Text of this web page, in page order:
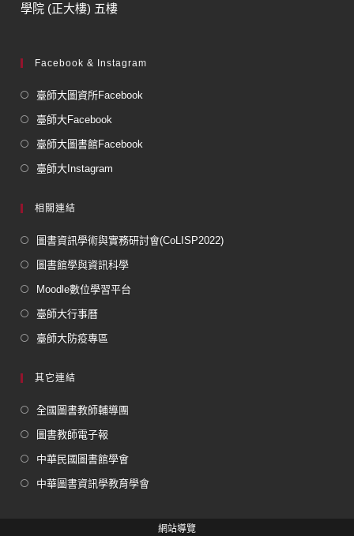
學院 (正大樓) 五樓
Facebook & Instagram
臺師大圖資所Facebook
臺師大Facebook
臺師大圖書館Facebook
臺師大Instagram
相關連結
圖書資訊學術與實務研討會(CoLISP2022)
圖書館學與資訊科學
Moodle數位學習平台
臺師大行事曆
臺師大防疫專區
其它連結
全國圖書教師輔導團
圖書教師電子報
中華民國圖書館學會
中華圖書資訊學教育學會
網站導覽